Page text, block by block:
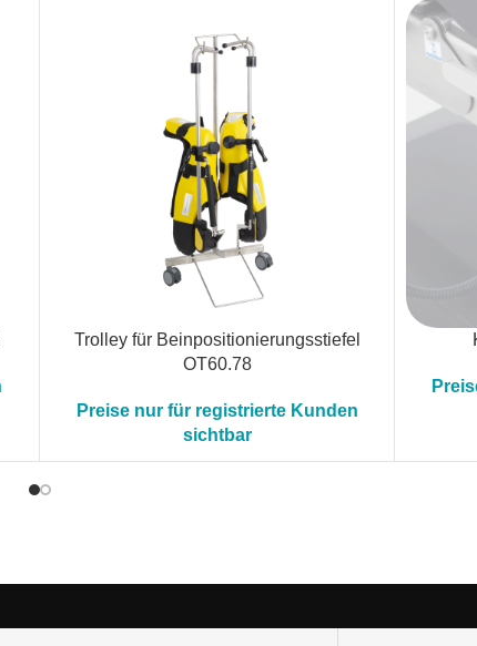
Trolley für Beinpositionierungsstiefel
OT60.78
Preise nur für registrierte Kunden
sichtbar